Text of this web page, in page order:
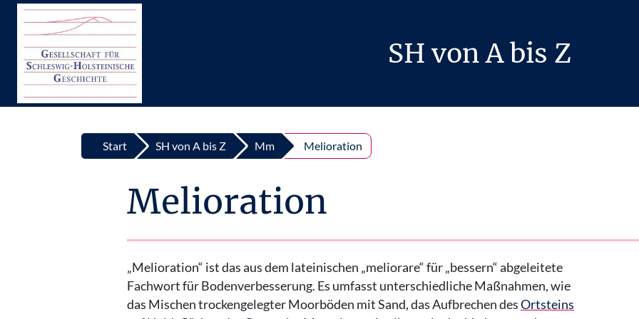
SH von A bis Z
Start SH von A bis Z Mm Melioration
Melioration
„Melioration“ ist das aus dem lateinischen „meliorare“ für „bessern“ abgeleitete
Fachwort für Bodenverbesserung. Es umfasst unterschiedliche Maßnahmen, wie
das Mischen trockengelegter Moorböden mit Sand, das Aufbrechen desOrtsteins